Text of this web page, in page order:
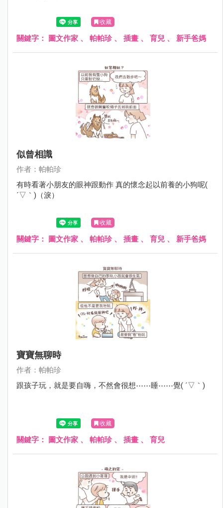
收藏
關鍵字： 圖文作家 、 帕帕珍、 插畫 、 育兒 、 新手爸媽
似曾相識
作者：帕帕珍
有時看著小朋友的眼神跟動作 真的懷念起以前養的小狗呢(
´▽｀)（淚）
收藏
關鍵字： 圖文作家 、 帕帕珍、 插畫 、 育兒 、 新手爸媽
寶寶無聊時
作者：帕帕珍
跟孩子玩，就是要自嗨，不然會很想⋯⋯睡⋯⋯覺( ´▽｀)
收藏
關鍵字： 圖文作家 、 帕帕珍、 插畫 、 育兒